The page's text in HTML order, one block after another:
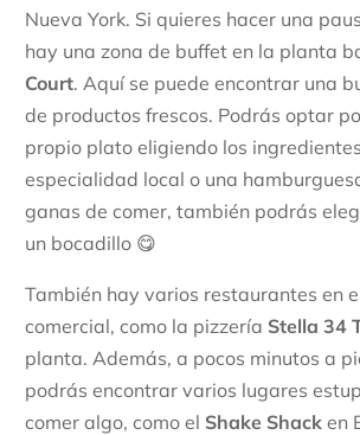
Nueva York. Si quieres hacer una
hay una zona de buffet en la planta
Court. Aquí se puede encontrar una
de productos frescos. Podrás optar
propio plato eligiendo los
especialidad local o una
ganas de comer, también podrás
un bocadillo 😋
También hay varios restaurantes en
comercial, como la pizzería Stella 34
planta. Además, a pocos minutos a
podrás encontrar varios lugares
comer algo, como el Shake Shack en